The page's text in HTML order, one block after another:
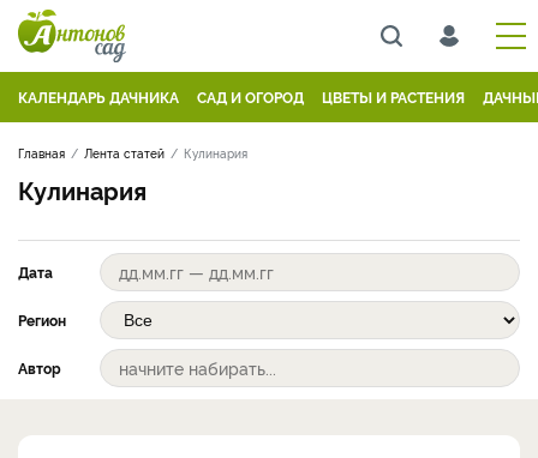
КАЛЕНДАРЬ ДАЧНИКА САД И ОГОРОД ЦВЕТЫ И РАСТЕНИЯ
Главная Лента статей Кулинария
Кулинария
Дата
Регион
Автор